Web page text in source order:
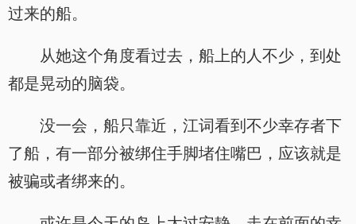
过来的船。
从她这个角度看过去，船上的人不少，到处
都是晃动的脑袋。
没一会，船只靠近，江词看到不少幸存者下
了船，有一部分被绑住手脚堵住嘴巴，应该就是
被骗或者绑来的。